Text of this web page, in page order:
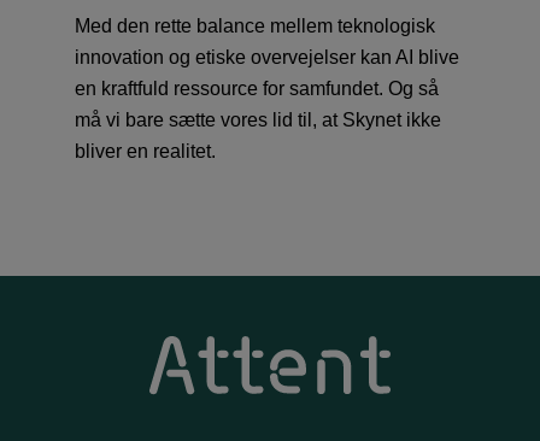
Med den rette balance mellem teknologisk
innovation og etiske overvejelser kan AI blive
en kraftfuld ressource for samfundet. Og så
må vi bare sætte vores lid til, at Skynet ikke
bliver en realitet.